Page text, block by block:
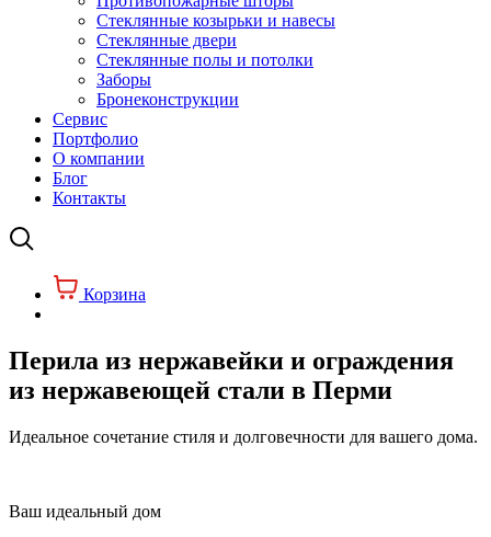
Стеклянные козырьки и навесы
Стеклянные двери
Стеклянные полы и потолки
Заборы
Бронеконструкции
Сервис
Портфолио
О компании
Блог
Контакты
Корзина
Перила из нержавейки и ограждения
из нержавеющей стали в Перми
Идеальное сочетание стиля и долговечности для вашего дома.
Ваш идеальный дом